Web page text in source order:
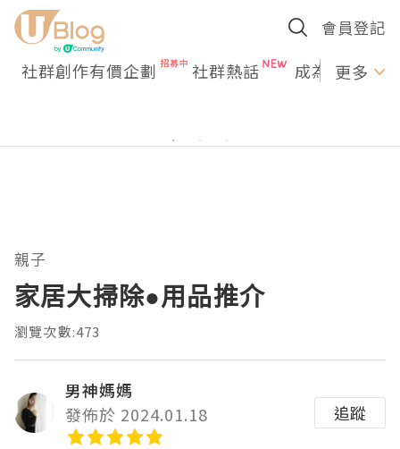
會員登記
社群創作有價企劃 社群熱話 成為U更多
親子
家居大掃除●用品推介
瀏覽次數:473
男神媽媽
發佈於 2024.01.18
追蹤